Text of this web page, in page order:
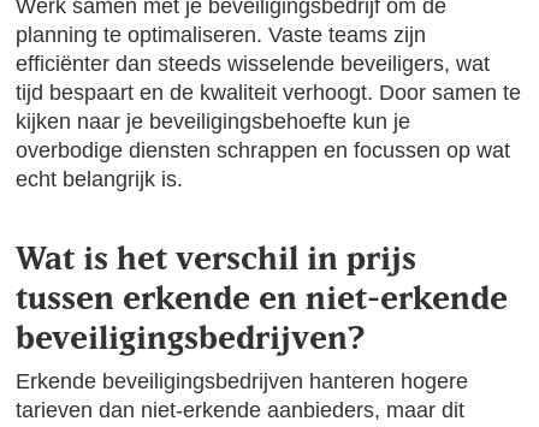
Werk samen met je beveiligingsbedrijf om de
planning te optimaliseren. Vaste teams zijn
efficiënter dan steeds wisselende beveiligers, wat
tijd bespaart en de kwaliteit verhoogt. Door samen te
kijken naar je beveiligingsbehoefte kun je
overbodige diensten schrappen en focussen op wat
echt belangrijk is.
Wat is het verschil in prijs
tussen erkende en niet-erkende
beveiligingsbedrijven?
Erkende beveiligingsbedrijven hanteren hogere
tarieven dan niet-erkende aanbieders, maar dit